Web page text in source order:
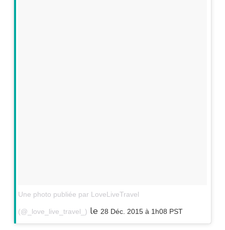
Une photo publiée par LoveLiveTravel
(@_love_live_travel_) le 28 Déc. 2015 à 1h08 PST